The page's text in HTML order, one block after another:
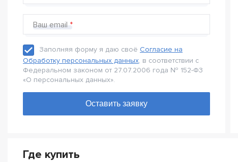
Ваш email
Заполняя форму я даю своё Согласие на
Обработку персональных данных, в соответствии с
Федеральном законом от 27.07.2006 года № 152-Ф3
«О персональных данных».
Где купить